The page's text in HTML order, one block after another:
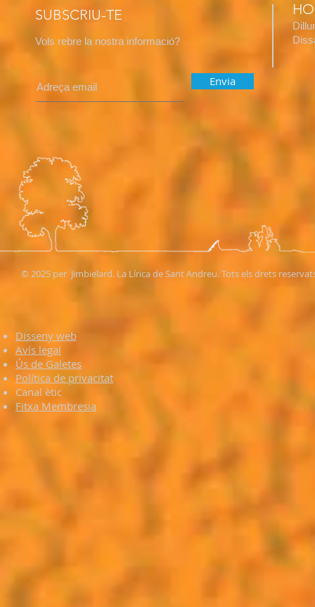
Vols rebre la nostra informació?
SUBSCRIU-TE
Envia
© 2025 per Jimbielard. La Lírica de Sant Andreu. Tots els drets
Disseny web
Avís legal
Ús de Galetes
Política de privacitat
Canal ètic
Fitxa Membresia